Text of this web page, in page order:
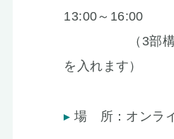
13:00～16:00
（3部構成
を入れます）
場 所：オンラ